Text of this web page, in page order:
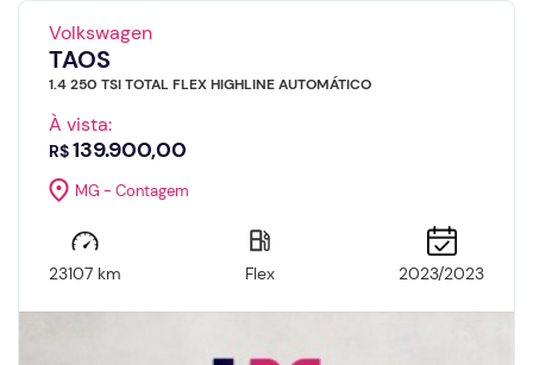
Volkswagen
TAOS
1.4 250 TSI TOTAL FLEX HIGHLINE AUTOMÁTICO
À vista:
R$139.900,00
MG - Contagem
23107 km Flex 2023/2023